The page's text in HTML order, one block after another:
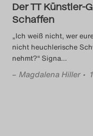
Der TT Künstler-
Schaffen
„Ich weiß nicht, wer
nicht heuchlerische
nehmt?“ Signa…
– Magdalena Hiller •